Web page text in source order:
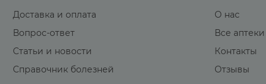
Доставка и оплата
Вопрос-ответ
Статьи и новости
Справочник болезней
О нас
Все аптеки
Контакты
Отзывы